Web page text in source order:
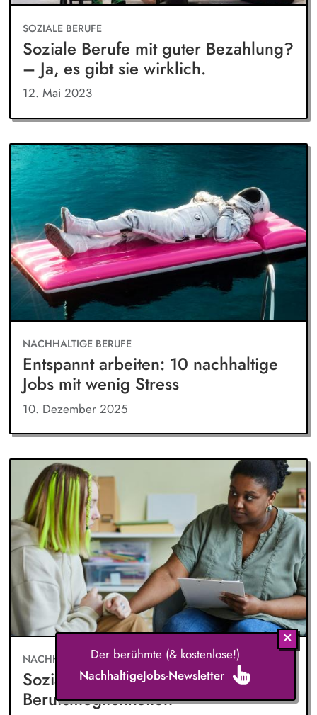
SOZIALE BERUFE
Soziale Berufe mit guter Bezahlung?
– Ja, es gibt sie wirklich.
12. Mai 2023
NACHHALTIGE BERUFE
Entspannt arbeiten: 10 nachhaltige
Jobs mit wenig Stress
10. Dezember 2025
NACHHALTIGER ARBEITSMARKT
Soziale Arbeit: Arbeitgeber, Jobs,
Berufsmöglichkeiten
Der berühmte (& kostenlose!)
NachhaltigeJobs-Newsletter